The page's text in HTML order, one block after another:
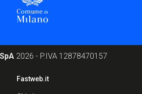
2026 - P.IVA 12878470157
Fastweb.it